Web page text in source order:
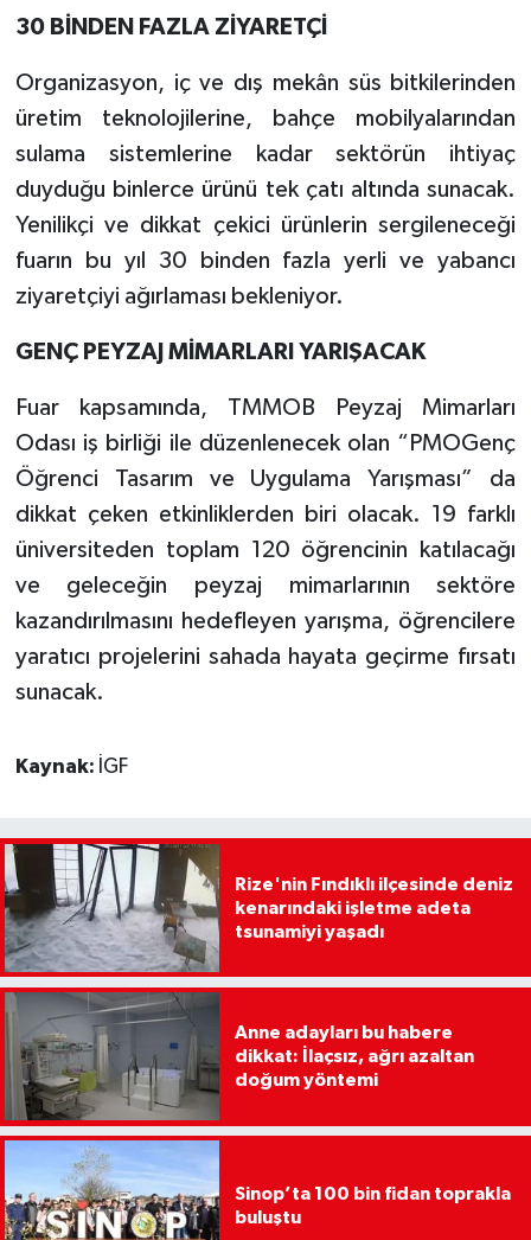
30 BİNDEN FAZLA ZİYARETÇİ
Organizasyon, iç ve dış mekân süs bitkilerinden
üretim teknolojilerine, bahçe mobilyalarından
sulama sistemlerine kadar sektörün ihtiyaç
duyduğu binlerce ürünü tek çatı altında sunacak.
Yenilikçi ve dikkat çekici ürünlerin sergileneceği
fuarın bu yıl 30 binden fazla yerli ve yabancı
ziyaretçiyi ağırlaması bekleniyor.
GENÇ PEYZAJ MİMARLARI YARIŞACAK
Fuar kapsamında, TMMOB Peyzaj Mimarları
Odası iş birliği ile düzenlenecek olan “PMOGenç
Öğrenci Tasarım ve Uygulama Yarışması” da
dikkat çeken etkinliklerden biri olacak. 19 farklı
üniversiteden toplam 120 öğrencinin katılacağı
ve geleceğin peyzaj mimarlarının sektöre
kazandırılmasını hedefleyen yarışma, öğrencilere
yaratıcı projelerini sahada hayata geçirme fırsatı
sunacak.
Kaynak: İGF
Rize'nin Fındıklı ilçesinde deniz
kenarındaki işletme adeta
tsunamiyi yaşadı
Anne adayları bu habere
dikkat: İlaçsız, ağrı azaltan
doğum yöntemi
Sinop’ta 100 bin fidan toprakla
buluştu